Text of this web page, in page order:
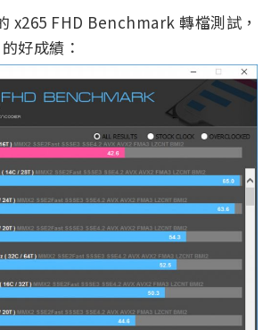
x265 FHD Benchmark 轉檔測試，
好成績：